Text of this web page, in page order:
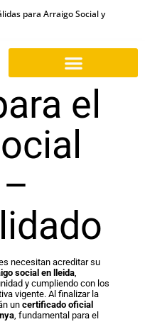
para Arraigo Social y
el
necesitan acreditar su
social en lleida,
y cumpliendo con los
vigente. Al finalizar la
un certificado oficial
, fundamental para el